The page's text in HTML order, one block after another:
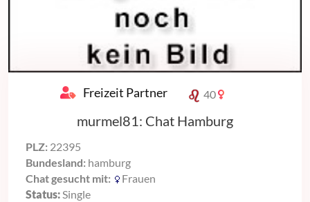
Freizeit Partner 40
murmel81: Chat Hamburg
PLZ: 22395
Bundesland: hamburg
Chat gesucht mit:
Frauen
Status: Single